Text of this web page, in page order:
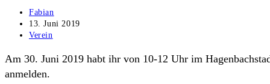
Beitrags-
Autor:
Fabian
Beitrag
veröffentlicht:
13. Juni 2019
Beitrags-
Verein
Am 30. Juni 2019 habt ihr von 10-12 Uhr im
anmelden.